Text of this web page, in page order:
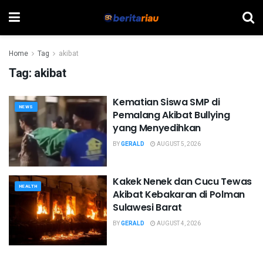
Home Tag akibat
Tag: akibat
NEWS
Kematian Siswa SMP di
Pemalang Akibat Bullying
yang Menyedihkan
BYGERALD AUGUST 5, 2026
HEALTH
Kakek Nenek dan Cucu Tewas
Akibat Kebakaran di Polman
Sulawesi Barat
BYGERALD AUGUST 4, 2026